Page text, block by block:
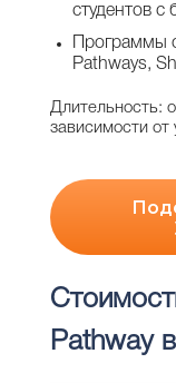
студентов с
Программы
Pathways,
Длительность:
зависимости от
Pathway